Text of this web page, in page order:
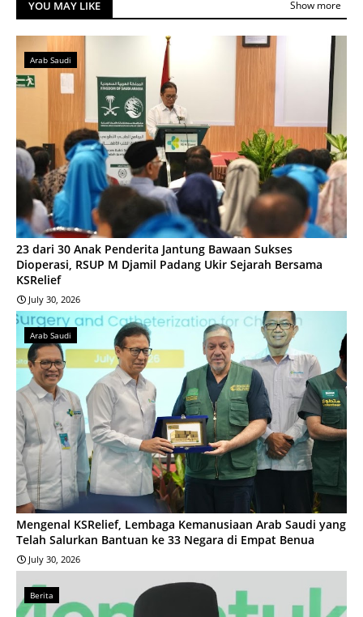
YOU MAY LIKE Show more
Arab Saudi
23 dari 30 Anak Penderita Jantung Bawaan Sukses
Dioperasi, RSUP M Djamil Padang Ukir Sejarah Bersama
KSRelief
July 30, 2026
Arab Saudi
Mengenal KSRelief, Lembaga Kemanusiaan Arab Saudi yang
Telah Salurkan Bantuan ke 33 Negara di Empat Benua
July 30, 2026
Berita